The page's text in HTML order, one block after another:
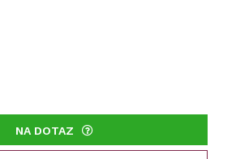
NA DOTAZ